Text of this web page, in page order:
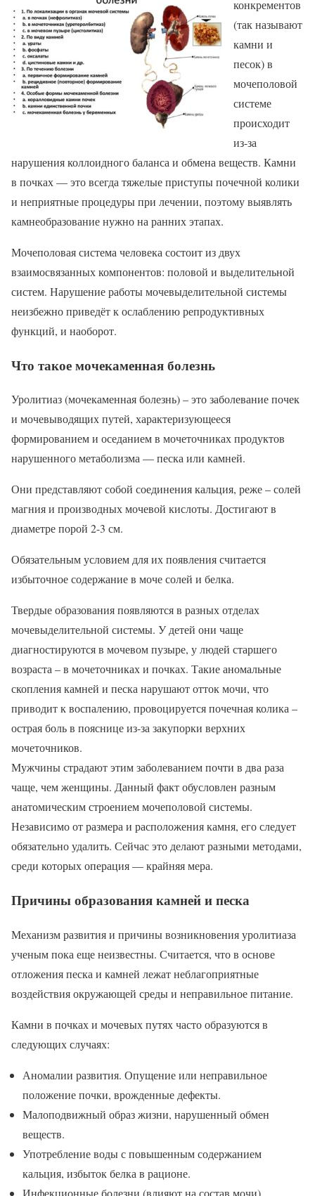
конкрементов
(так называют
камни и
песок) в
мочеполовой
системе
происходит
из-за
нарушения коллоидного баланса и обмена веществ. Камни
в почках — это всегда тяжелые приступы почечной колики
и неприятные процедуры при лечении, поэтому выявлять
камнеобразование нужно на ранних этапах.
Мочеполовая система человека состоит из двух
взаимосвязанных компонентов: половой и выделительной
систем. Нарушение работы мочевыделительной системы
неизбежно приведёт к ослаблению репродуктивных
функций, и наоборот.
Что такое мочекаменная болезнь
Уролитиаз (мочекаменная болезнь) – это заболевание почек
и мочевыводящих путей, характеризующееся
формированием и оседанием в мочеточниках продуктов
нарушенного метаболизма — песка или камней.
Они представляют собой соединения кальция, реже – солей
магния и производных мочевой кислоты. Достигают в
диаметре порой 2-3 см.
Обязательным условием для их появления считается
избыточное содержание в моче солей и белка.
Твердые образования появляются в разных отделах
мочевыделительной системы. У детей они чаще
диагностируются в мочевом пузыре, у людей старшего
возраста – в мочеточниках и почках. Такие аномальные
скопления камней и песка нарушают отток мочи, что
приводит к воспалению, провоцируется почечная колика –
острая боль в пояснице из-за закупорки верхних
мочеточников.
Мужчины страдают этим заболеванием почти в два раза
чаще, чем женщины. Данный факт обусловлен разным
анатомическим строением мочеполовой системы.
Независимо от размера и расположения камня, его следует
обязательно удалить. Сейчас это делают разными методами,
среди которых операция — крайняя мера.
Причины образования камней и песка
Механизм развития и причины возникновения уролитиаза
ученым пока еще неизвестны. Считается, что в основе
отложения песка и камней лежат неблагоприятные
воздействия окружающей среды и неправильное питание.
Камни в почках и мочевых путях часто образуются в
следующих случаях:
Аномалии развития. Опущение или неправильное
положение почки, врожденные дефекты.
Малоподвижный образ жизни, нарушенный обмен
веществ.
Употребление воды с повышенным содержанием
кальция, избыток белка в рационе.
Инфекционные болезни (влияют на состав мочи),